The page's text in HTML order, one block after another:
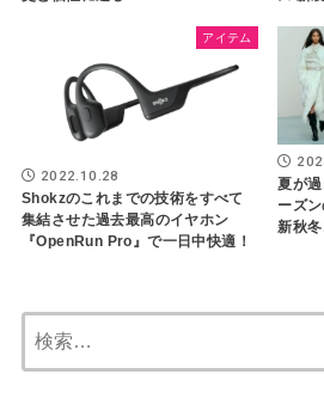
アイテム
2022.10.28
Shokzのこれまでの技術をすべて
集結させた過去最高のイヤホン
『OpenRun Pro』で一日中快適！
夏が
ーズ
新秋冬
索: